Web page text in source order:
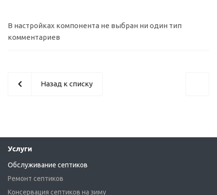
В настройках компонента не выбран ни один тип
комментариев
Назад к списку
Услуги
Обслуживание септиков
Ремонт септиков
Консервация септиков на зиму